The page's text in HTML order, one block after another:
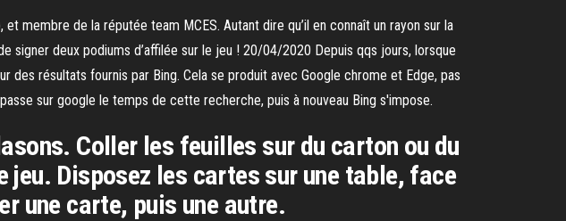
membre de la réputée team MCES. Autant dire qu’il en connaît un rayon sur la
signer deux podiums d’affilée sur le jeu ! 20/04/2020 Depuis qqs jours, lorsque
résultats fournis par Bing. Cela se produit avec Google chrome et Edge, pas
sur google le temps de cette recherche, puis à nouveau Bing s'impose.
Coller les feuilles sur du carton ou du
Disposez les cartes sur une table, face
une carte, puis une autre.